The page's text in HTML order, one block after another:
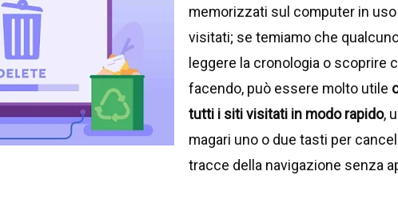
memorizzati sul computer in
visitati; se temiamo che
leggere la cronologia o scoprire
facendo, può essere molto utile
tutti i siti visitati in modo rapido,
magari uno o due tasti per
tracce della navigazione senza